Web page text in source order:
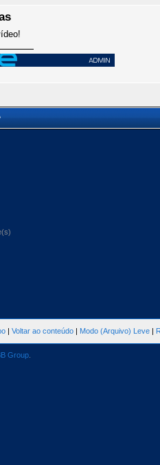
| Voltar ao conteúdo | Modo (Arquivo) Leve |
Group